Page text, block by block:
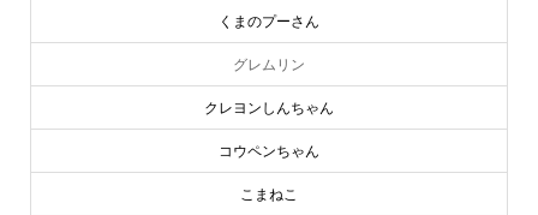
くまのプーさん
グレムリン
クレヨンしんちゃん
コウペンちゃん
こまねこ